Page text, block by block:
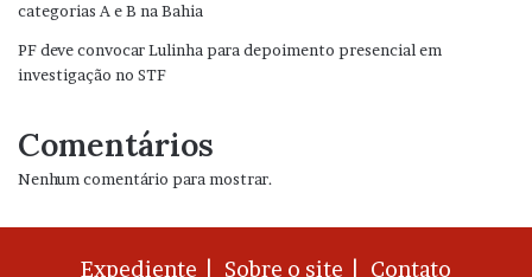
categorias A e B na Bahia
PF deve convocar Lulinha para depoimento presencial em
investigação no STF
Comentários
Nenhum comentário para mostrar.
Expediente | Sobre o site | Contato